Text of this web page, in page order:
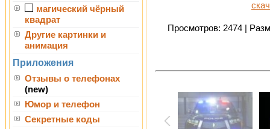
магический чёрный
квадрат
Другие картинки и
анимация
Приложения
Отзывы о телефонах
(new)
Юмор и телефон
Секретные коды
Просмотров: 2474 |